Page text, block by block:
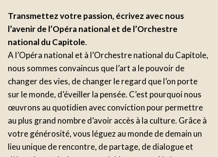
Transmettez votre passion, écrivez avec nous
l’avenir de l’Opéra national et de l’Orchestre
national du Capitole.
A l’Opéra national et à l’Orchestre national du Capitole,
nous sommes convaincus que l’art a le pouvoir de
changer des vies, de changer le regard que l’on porte
sur le monde, d’éveiller la pensée. C’est pourquoi nous
œuvrons au quotidien avec conviction pour permettre
au plus grand nombre d’avoir accès à la culture. Grâce à
votre générosité, vous léguez au monde de demain un
lieu unique de rencontre, de partage, de dialogue et